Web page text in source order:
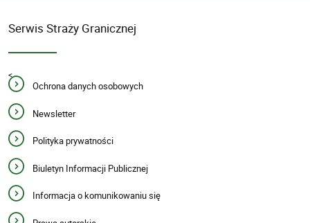
Serwis Straży Granicznej
<
Ochrona danych osobowych
Newsletter
Polityka prywatności
Biuletyn Informacji Publicznej
Informacja o komunikowaniu się